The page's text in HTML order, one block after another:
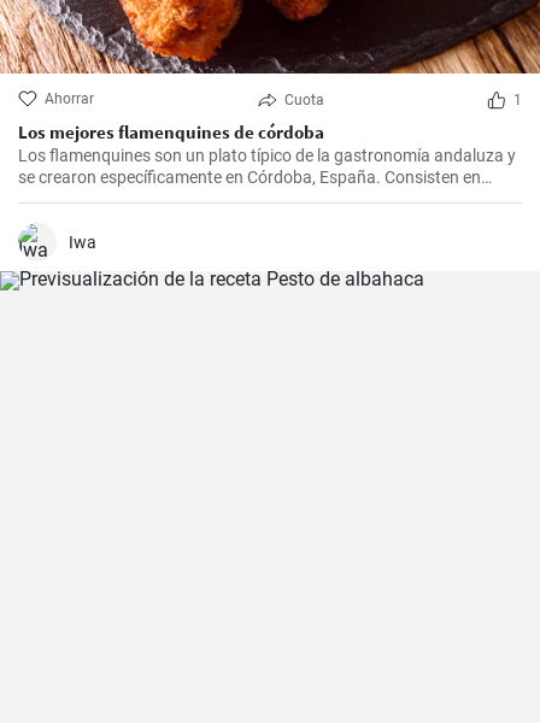
Ahorrar Cuota 1
Los mejores flamenquines de córdoba
Los flamenquines son un plato típico de la gastronomía andaluza y
se crearon específicamente en Córdoba, España. Consisten en
rollitos de jamón serrano y carne de cerdo empanados y fritos. Son
crujientes por fuera y jugosos por dentro, generalmente se sirven
como tapas y son comúnmente acompañados con papas fritas y
Iwa